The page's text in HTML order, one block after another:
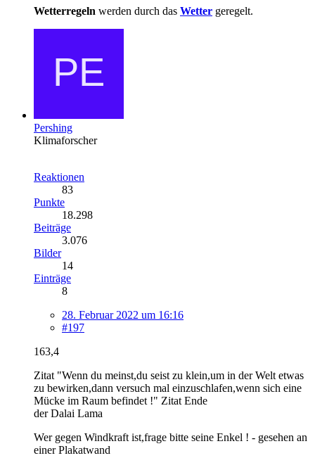
Wetterregeln werden durch das Wetter geregelt.
Pershing
Klimaforscher
Reaktionen
83
Punkte
18.298
Beiträge
3.076
Bilder
14
Einträge
8
28. Februar 2022 um 16:16
#197
163,4
Zitat "Wenn du meinst,du seist zu klein,um in der Welt etwas
zu bewirken,dann versuch mal einzuschlafen,wenn sich eine
Mücke im Raum befindet !" Zitat Ende
der Dalai Lama
Wer gegen Windkraft ist,frage bitte seine Enkel ! - gesehen an
einer Plakatwand